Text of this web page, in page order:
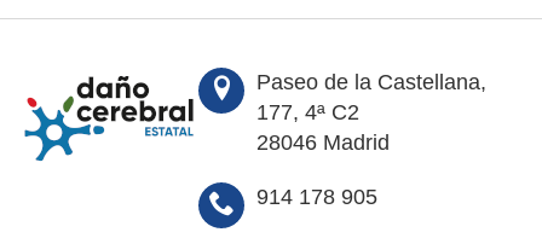
Paseo de la Castellana,
177, 4ª C2
28046 Madrid
914 178 905